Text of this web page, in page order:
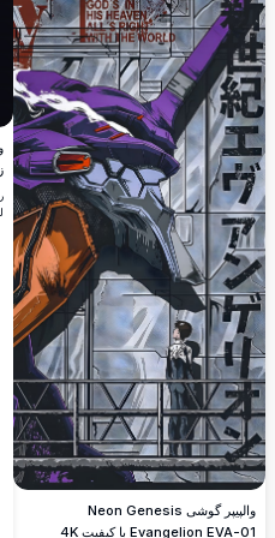
والپیپر گوشی Neon Genesis
Evangelion EVA-01 با کیفیت 4K